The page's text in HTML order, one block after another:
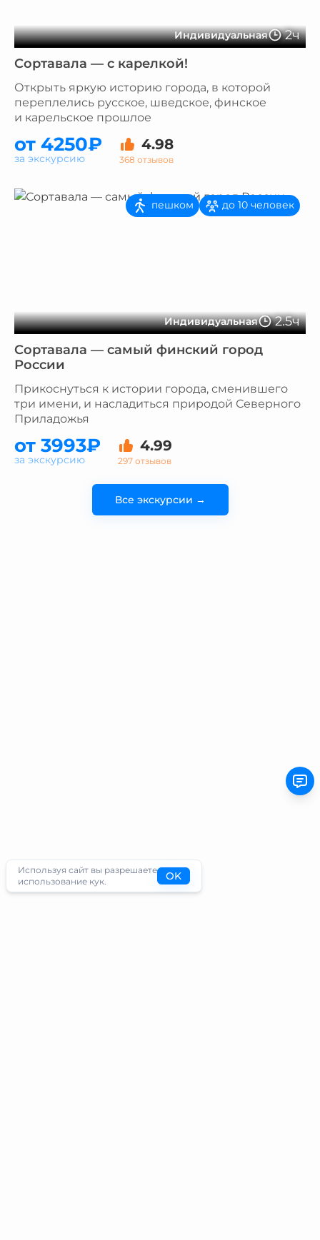
Индивидуальная 2ч
Сортавала — с карелкой!
Открыть яркую историю города, в которой
переплелись русское, шведское, финское
и карельское прошлое
от 4250₽ 4.98
368 отзывов
за экскурсию
Индивидуальная 2.5ч
пешком до 10 человек
Сортавала — самый финский город
России
Прикоснуться к истории города, сменившего
три имени, и насладиться природой Северного
Приладожья
от 3993₽ 4.99
297 отзывов
за экскурсию
Все экскурсии →
Используя сайт вы разрешаете
использование кук.
OK